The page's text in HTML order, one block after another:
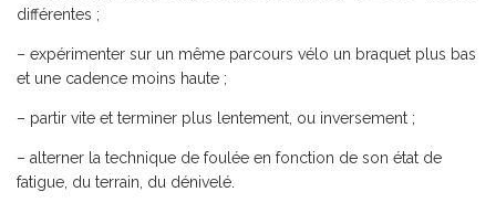
différentes ;
– expérimenter sur un même parcours vélo un braquet plus bas
et une cadence moins haute ;
– partir vite et terminer plus lentement, ou inversement ;
– alterner la technique de foulée en fonction de son état de
fatigue, du terrain, du dénivelé.